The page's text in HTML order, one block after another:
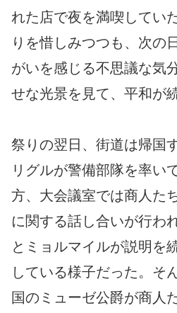
れた店で夜を満喫してい
りを惜しみつつも、次の
がいを感じる不思議な気
せな光景を見て、平和が
祭りの翌日、街道は帰国
リグルが警備部隊を率い
方、大会議室では商人た
に関する話し合いが行わ
とミョルマイルが説明を
している様子だった。そ
国のミューゼ公爵が商人